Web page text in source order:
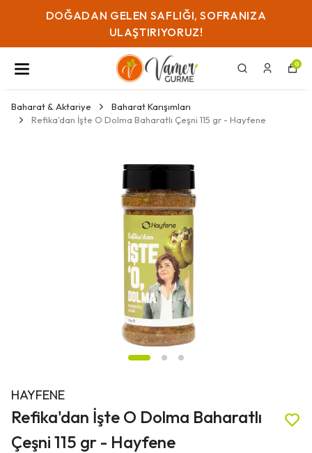
KAYSERI IÇI GÜN IÇI TESLIMAT
0
Baharat & Aktariye
Baharat Karışımları
Refika'dan İşte O Dolma Baharatlı Çeşni 115 gr - Hayfene
HAYFENE
Refika'dan İşte O Dolma Baharatlı
Çeşni 115 gr - Hayfene